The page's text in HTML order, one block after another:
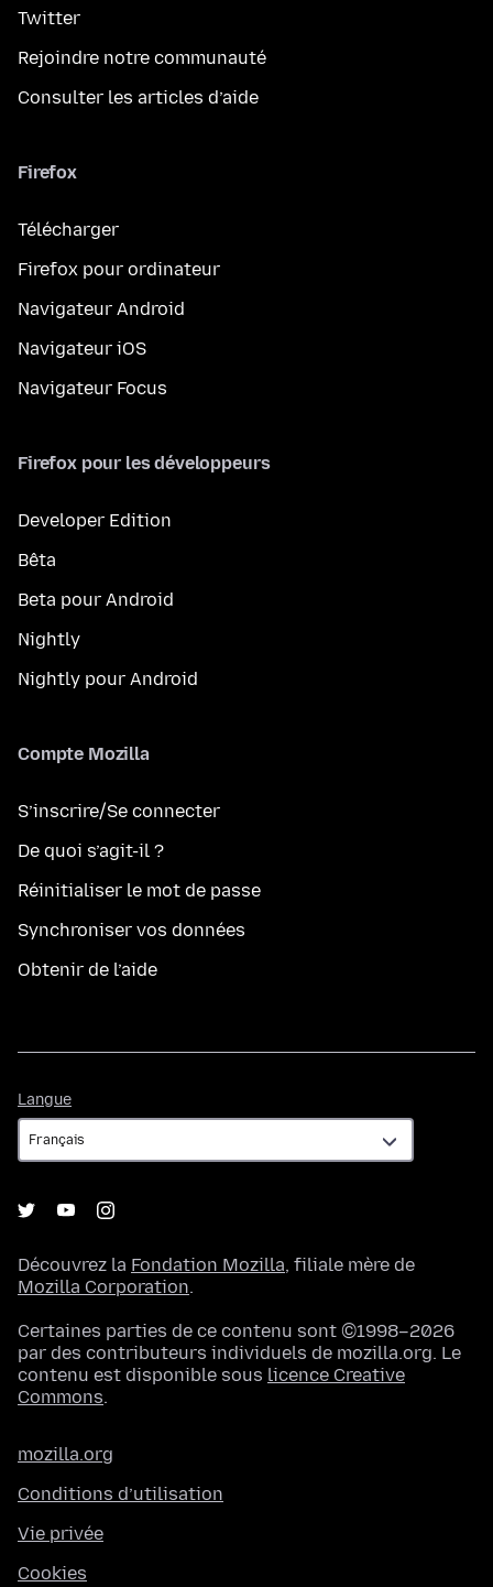
Twitter
Rejoindre notre communauté
Consulter les articles d’aide
Firefox
Télécharger
Firefox pour ordinateur
Navigateur Android
Navigateur iOS
Navigateur Focus
Firefox pour les développeurs
Developer Edition
Bêta
Beta pour Android
Nightly
Nightly pour Android
Compte Mozilla
S’inscrire/Se connecter
De quoi s’agit-il ?
Réinitialiser le mot de passe
Synchroniser vos données
Obtenir de l’aide
Langue
Découvrez la Fondation Mozilla, filiale mère de
Mozilla Corporation.
Certaines parties de ce contenu sont ©1998–2026
par des contributeurs individuels de mozilla.org. Le
contenu est disponible sous licence Creative
Commons.
mozilla.org
Conditions d’utilisation
Vie privée
Cookies